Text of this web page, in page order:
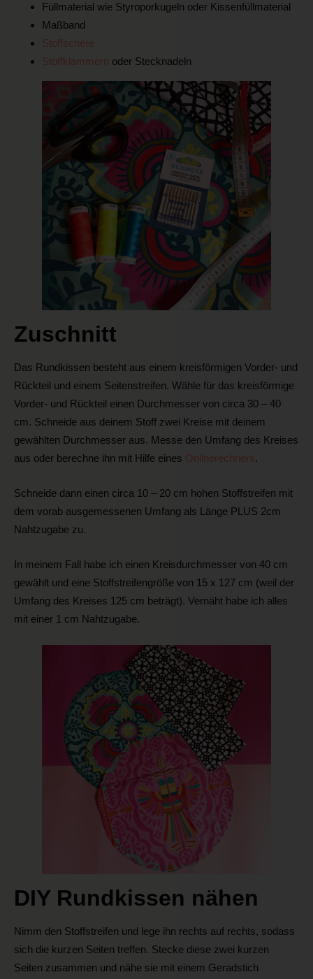
Füllmaterial wie Styroporkugeln oder Kissenfüllmaterial
Maßband
Stoffschere
Stoffklammern oder Stecknadeln
Zuschnitt
Das Rundkissen besteht aus einem kreisförmigen Vorder- und
Rückteil und einem Seitenstreifen. Wähle für das kreisförmige
Vorder- und Rückteil einen Durchmesser von circa 30 – 40
cm. Schneide aus deinem Stoff zwei Kreise mit deinem
gewählten Durchmesser aus. Messe den Umfang des Kreises
aus oder berechne ihn mit Hilfe eines Onlinerechners.
Schneide dann einen circa 10 – 20 cm hohen Stoffstreifen mit
dem vorab ausgemessenen Umfang als Länge PLUS 2cm
Nahtzugabe zu.
In meinem Fall habe ich einen Kreisdurchmesser von 40 cm
gewählt und eine Stoffstreifengröße von 15 x 127 cm (weil der
Umfang des Kreises 125 cm beträgt). Vernäht habe ich alles
mit einer 1 cm Nahtzugabe.
DIY Rundkissen nähen
Nimm den Stoffstreifen und lege ihn rechts auf rechts, sodass
sich die kurzen Seiten treffen. Stecke diese zwei kurzen
Seiten zusammen und nähe sie mit einem Geradstich